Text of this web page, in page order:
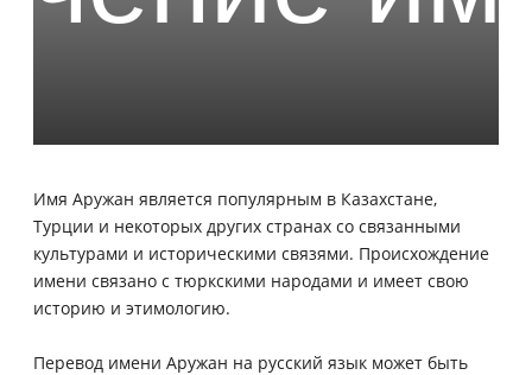
Имя Аружан является популярным в Казахстане,
Турции и некоторых других странах со связанными
культурами и историческими связями. Происхождение
имени связано с тюркскими народами и имеет свою
историю и этимологию.
Перевод имени Аружан на русский язык может быть